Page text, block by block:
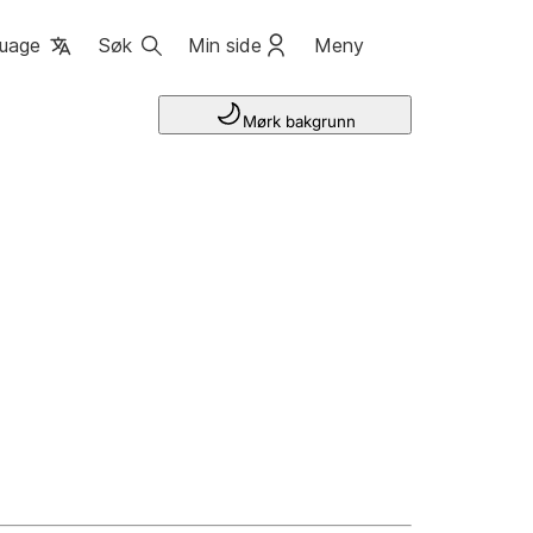
Søk Min side Meny
Mørk bakgrunn